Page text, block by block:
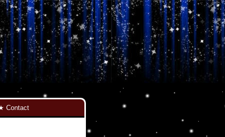
Contact